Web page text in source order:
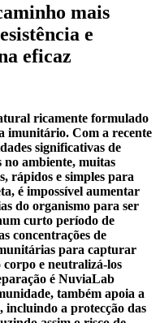
mais
e
eficaz
ricamente formulado
imunitário. Com a recente
significativas de
no ambiente, muitas
rápidos e simples para
é impossível aumentar
do organismo para ser
curto período de
concentrações de
para capturar
corpo e neutralizá-los
é NuviaLab
também apoia a
incluindo a protecção das